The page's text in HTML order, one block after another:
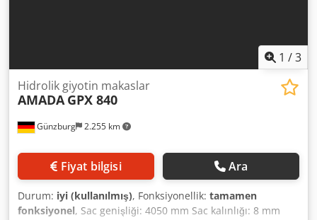
1 /3
Günzburg 2.255 km
Hidrolik giyotin makaslar
AMADA GPX 840
Fiyat bilgisi Ara
Durum: iyi (kullanılmış), Fonksiyonellik: tamamen
fonksiyonel, Sac genişliği: 4050 mm Sac kalınlığı: 8 mm